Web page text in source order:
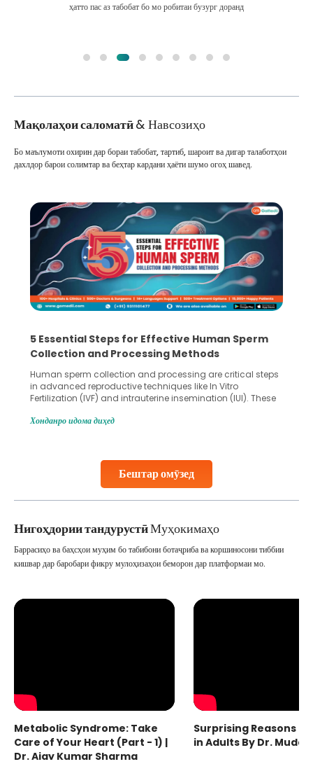
ҳатто пас аз табобат бо мо робитаи бузург доранд
Мақолаҳои саломатӣ& Навсозиҳо
Бештар омӯзед
Бо маълумоти охирин дар бораи табобат, тартиб, шароит ва дигар талаботҳои
дахлдор барои солимтар ва беҳтар кардани ҳаёти шумо огоҳ шавед.
5 Essential Steps for Effective Human Sperm
Collection and Processing Methods
Human sperm collection and processing are critical steps
in advanced reproductive techniques like In Vitro
Fertilization (IVF) and intrauterine insemination (IUI). These
challenges and help couples achieve their dream of
collected, they process the
Хонданро идома диҳед
Нигоҳдории тандурустӣМуҳокимаҳо
Баррасиҳо ва баҳсҳои муҳим бо табибони ботаҷриба ва коршиносони тиббии
кишвар дар баробари фикру мулоҳизаҳои беморон дар платформаи мо.
Metabolic Syndrome: Take
Care of Your Heart (Part - 1) |
Dr. Ajay Kumar Sharma
Surprising Reasons
in Adults By Dr.